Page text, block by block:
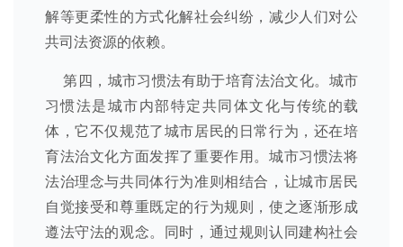
解等更柔性的方式化解社会纠纷，减少人们对公
共司法资源的依赖。
第四，城市习惯法有助于培育法治文化。城市
习惯法是城市内部特定共同体文化与传统的载
体，它不仅规范了城市居民的日常行为，还在培
育法治文化方面发挥了重要作用。城市习惯法将
法治理念与共同体行为准则相结合，让城市居民
自觉接受和尊重既定的行为规则，使之逐渐形成
遵法守法的观念。同时，通过规则认同建构社会